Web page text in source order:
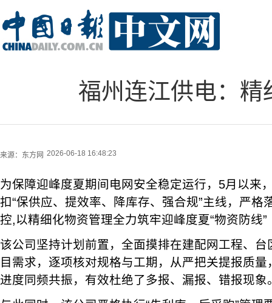
福州连江供电：
来源： 东方网 2026-06-18 16:48:23
为保障迎峰度夏期间电网安全稳定运行，5月以来
扣“保供应、提效率、降库存、强合规”主线，严格
控,以精细化物资管理全力筑牢迎峰度夏“物资防线”
该公司坚持计划前置，全面摸排在建配网工程、
目需求，逐项核对规格与工期，从严把关提报质
进度同频共振，有效杜绝了多报、漏报、错报现象